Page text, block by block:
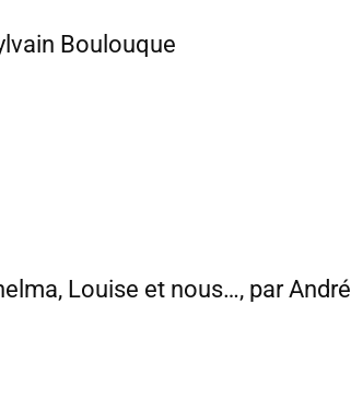
Boulouque
Louise et nous…, par André